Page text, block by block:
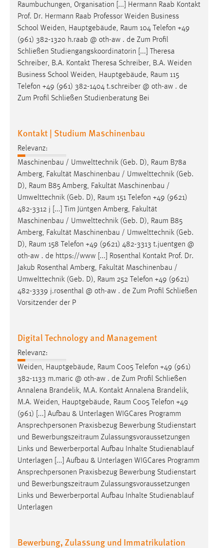
Raumbuchungen, Organisation [...] Hermann Raab Kontakt
Prof. Dr. Hermann Raab Professor Weiden Business
School Weiden, Hauptgebäude, Raum 104 Telefon +49
(961) 382-1320 h.raab @ oth-aw . de Zum Profil
Schließen Studiengangskoordinatorin [...] Theresa
Schreiber, B.A. Kontakt Theresa Schreiber, B.A. Weiden
Business School Weiden, Hauptgebäude, Raum 115
Telefon +49 (961) 382-1404 t.schreiber @ oth-aw . de
Zum Profil Schließen Studienberatung Bei
Kontakt | Studium Maschinenbau
Relevanz:
Maschinenbau / Umwelttechnik (Geb. D), Raum B78a
Amberg, Fakultät Maschinenbau / Umwelttechnik (Geb.
D), Raum B85 Amberg, Fakultät Maschinenbau /
Umwelttechnik (Geb. D), Raum 151 Telefon +49 (9621)
482-3312 j [...] Tim Jüntgen Amberg, Fakultät
Maschinenbau / Umwelttechnik (Geb. D), Raum B85
Amberg, Fakultät Maschinenbau / Umwelttechnik (Geb.
D), Raum 158 Telefon +49 (9621) 482-3313 t.juentgen @
oth-aw . de https://www [...] Rosenthal Kontakt Prof. Dr.
Jakub Rosenthal Amberg, Fakultät Maschinenbau /
Umwelttechnik (Geb. D), Raum 252 Telefon +49 (9621)
482-3339 j.rosenthal @ oth-aw . de Zum Profil Schließen
Vorsitzender der P
Digital Technology and Management
Relevanz:
Weiden, Hauptgebäude, Raum C005 Telefon +49 (961)
382-1133 m.maric @ oth-aw . de Zum Profil Schließen
Annalena Brandelik, M.A. Kontakt Annalena Brandelik,
M.A. Weiden, Hauptgebäude, Raum C005 Telefon +49
(961) [...] Aufbau & Unterlagen WIGCares Programm
Ansprechpersonen Praxisbezug Bewerbung Studienstart
und Bewerbungszeitraum Zulassungsvoraussetzungen
Links und Bewerberportal Aufbau Inhalte Studienablauf
Unterlagen [...] Aufbau & Unterlagen WIGCares Programm
Ansprechpersonen Praxisbezug Bewerbung Studienstart
und Bewerbungszeitraum Zulassungsvoraussetzungen
Links und Bewerberportal Aufbau Inhalte Studienablauf
Unterlagen
Bewerbung, Zulassung und Immatrikulation